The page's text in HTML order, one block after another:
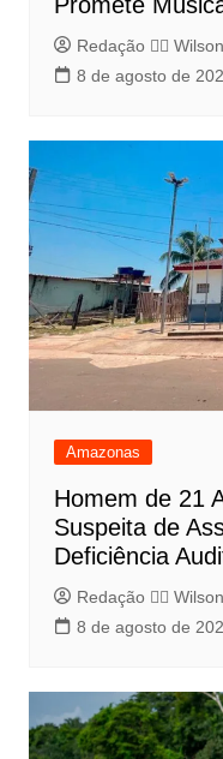
Redação 👨‍⚖️​
8 de agosto de
Amazonas
Homem de 21
Suspeita de
Deficiência
Redação 👨‍⚖️​
8 de agosto de